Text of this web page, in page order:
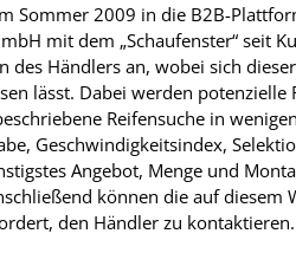
Sommer 2009 in die B2B-
mit dem „Schaufenster“ seit
des Händlers an, wobei sich
lässt. Dabei werden
Reifensuche in
Geschwindigkeitsindex,
Angebot, Menge und
können die auf diesem
den Händler zu kontaktieren.